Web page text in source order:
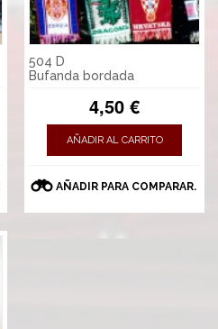
504 D
Bufanda bordada
4,50 €
AÑADIR AL CARRITO
AÑADIR PARA COMPARAR.